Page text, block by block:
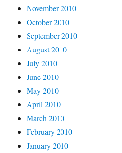
November 2010
October 2010
September 2010
August 2010
July 2010
June 2010
May 2010
April 2010
March 2010
February 2010
January 2010